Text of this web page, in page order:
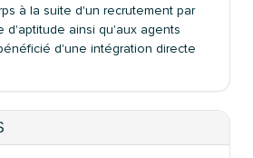
à la suite d'un recrutement par
d'aptitude ainsi qu'aux agents
d'une intégration directe